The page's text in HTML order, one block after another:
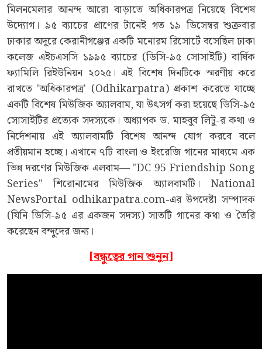
মিলনমেলার আনন্দ আরো বাড়াতে অধিকারপত্র নিয়েছে বিশেষ
উদ্যোগ। ৯৫ ব্যাচের প্রাণের টানেই গত ১৯ ডিসেম্বর শুক্রবার
ঢাকার অদূরে কেরানীগঞ্জের একটি মনোরম রিসোর্টে বসেছিল ঢাকা
কলেজ এইচএসসি ১৯৯৫ ব্যাচের (ডিসি-৯৫ সোসাইটি) বার্ষিক
ফ্যামিলি রিইউনিয়ন ২০২৫। এই বিশেষ দিনটিকে স্মরণীয় করে
রাখতে 'অধিকারপত্র' (Odhikarpatra) প্রকাশ করেতে যাচ্ছে
একটি বিশেষ মিউজিক অ্যালবাম, যা উৎসর্গ করা হয়েছে ডিসি-৯৫
সোসাইটির প্রত্যেক সদস্যকে। অধ্যাপক ড. মাহবুব লিটু-র কথা ও
নির্দেশনায় এই অ্যালবামটি বিশেষ আনন্দ যোগ করবে বলে
প্রতীয়মান হচ্ছে। এখানে ৭টি বাংলা ও ইংরেজি গানের মাধ্যমে এক
ভিন্ন দরণের মিউজিক এলবাম— "DC 95 Friendship Song
Series" শিরোনামের মিউজিক অ্যালবামটি। National
NewsPortal odhikarpatra.com-এর উপদেষ্টা সম্পাদক
(যিনি ডিসি-৯৫ এর একজন সদস্য) সাতটি গানের কথা ও তৈরি
করেছেন বন্দুদের জন্য।
[বন্ধুত্বের গান শুনুন]